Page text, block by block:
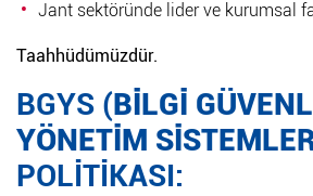
Jant sektöründe lider ve kurumsal
Taahhüdümüzdür.
BGYS (BİLGİ
YÖNETİM
POLİTİKASI: